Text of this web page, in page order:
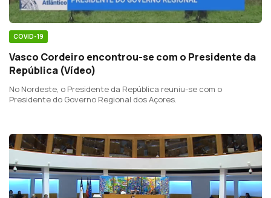
COVID-19
Vasco Cordeiro encontrou-se com o Presidente da
República (Vídeo)
No Nordeste, o Presidente da República reuniu-se com o
Presidente do Governo Regional dos Açores.